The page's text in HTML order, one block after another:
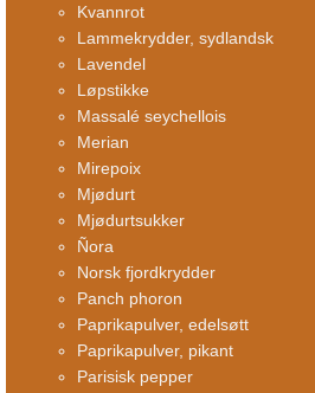
Kvannrot
Lammekrydder, sydlandsk
Lavendel
Løpstikke
Massalé seychellois
Merian
Mirepoix
Mjødurt
Mjødurtsukker
Ñora
Norsk fjordkrydder
Panch phoron
Paprikapulver, edelsøtt
Paprikapulver, pikant
Parisisk pepper